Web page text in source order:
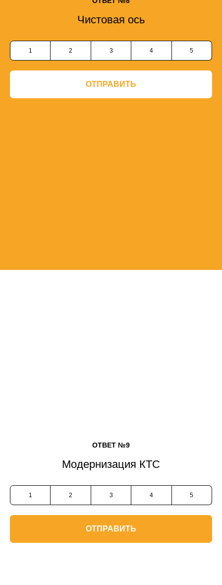
Чистовая ось
1 2 3 4 5
ОТПРАВИТЬ
ОТВЕТ №9
Модернизация КТС
1 2 3 4 5
ОТПРАВИТЬ